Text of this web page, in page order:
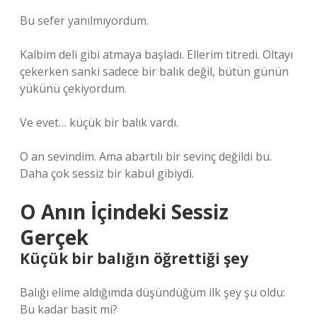
Bu sefer yanılmıyordum.
Kalbim deli gibi atmaya başladı. Ellerim titredi. Oltayı
çekerken sanki sadece bir balık değil, bütün günün
yükünü çekiyordum.
Ve evet… küçük bir balık vardı.
O an sevindim. Ama abartılı bir sevinç değildi bu.
Daha çok sessiz bir kabul gibiydi.
O Anın İçindeki Sessiz
Gerçek
Küçük bir balığın öğrettiği şey
Balığı elime aldığımda düşündüğüm ilk şey şu oldu:
Bu kadar basit mi?